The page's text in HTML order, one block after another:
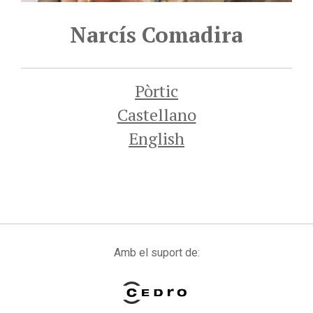
Narcís Comadira
Pòrtic
Castellano
English
Amb el suport de: